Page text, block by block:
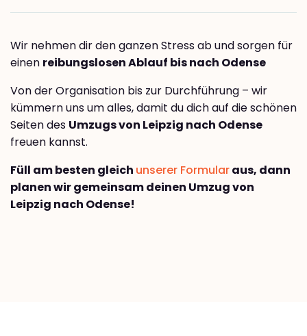
Wir nehmen dir den ganzen Stress ab und sorgen für
einen reibungslosen Ablauf bis nach Odense
Von der Organisation bis zur Durchführung – wir
kümmern uns um alles, damit du dich auf die schönen
Seiten des Umzugs von Leipzig nach Odense
freuen kannst.
Füll am besten gleich unserer Formularaus, dann
planen wir gemeinsam deinen Umzug von
Leipzig nach Odense!